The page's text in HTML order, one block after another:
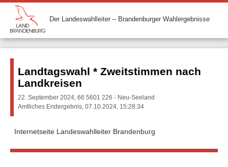
Der Landeswahlleiter – Brandenburger Wahlergebnisse
Landtagswahl * Zweitstimmen nach
Landkreisen
22. September 2024, 66 5601 226 - Neu-Seeland
Amtliches Endergebnis, 07.10.2024, 15:28:34
Internetseite Landeswahlleiter Brandenburg